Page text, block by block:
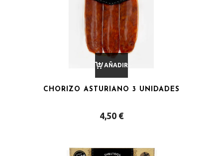
AÑADIR
AL
CARRITO
CHORIZO ASTURIANO 3 UNIDADES
4,50 €